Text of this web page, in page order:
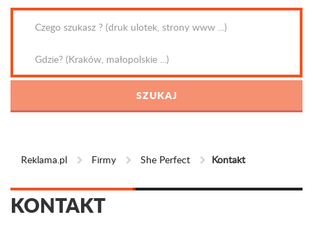
Reklama.pl Firmy She Perfect Kontakt
KONTAKT